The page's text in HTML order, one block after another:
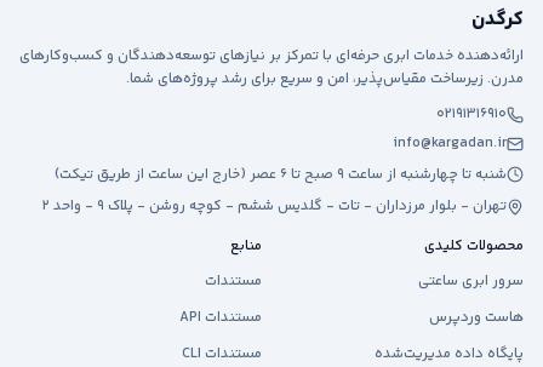
کرگدن
ارائه‌دهنده خدمات ابری حرفه‌ای با تمرکز بر نیازهای توسعه‌دهندگان و کسب‌وکارهای
مدرن. زیرساخت مقیاس‌پذیر، امن و سریع برای رشد پروژه‌های شما.
۰۲۱۹۱۳۱۶۹۱۰
info@kargadan.ir
شنبه تا چهارشنبه از ساعت ۹ صبح تا ۶ عصر (خارج این ساعت از طریق تیکت)
تهران - بلوار مرزداران - تات - گلدیس ششم - کوچه روشن - پلاک ۹ - واحد ۲
محصولات کلیدی
سرور ابری ساعتی
هاست وردپرس
پایگاه داده مدیریت‌شده
منابع
مستندات
مستندات API
مستندات CLI